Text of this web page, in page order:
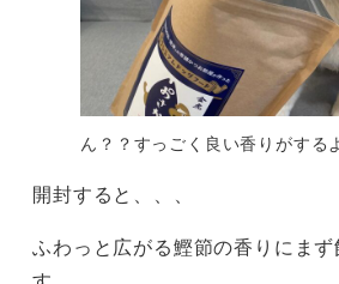
ん？？すっごく良い香りがする
開封すると、、、
ふわっと広がる鰹節の香りにまず